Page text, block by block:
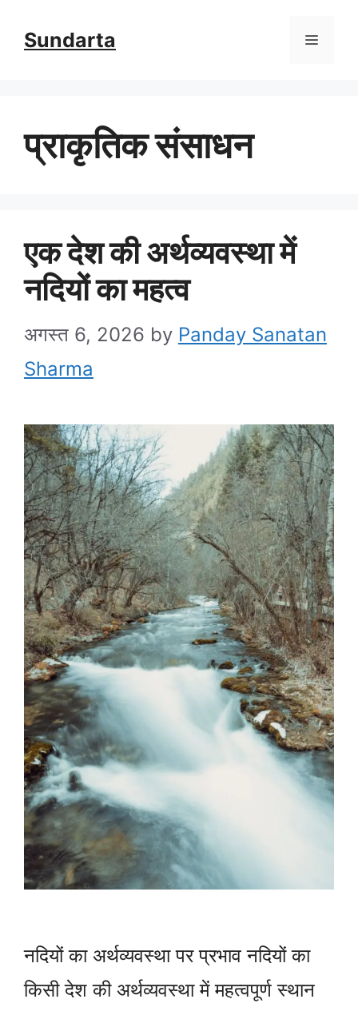
Sundarta Menu
प्राकृतिक संसाधन
एक देश की अर्थव्यवस्था में
नदियों का महत्व
अगस्त 6, 2026 by Panday Sanatan
Sharma
नदियों का अर्थव्यवस्था पर प्रभाव नदियों का
किसी देश की अर्थव्यवस्था में महत्वपूर्ण स्थान